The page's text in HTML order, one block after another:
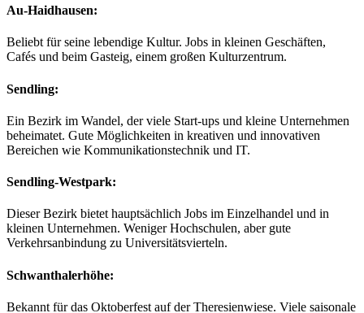
Au-Haidhausen:
Beliebt für seine lebendige Kultur. Jobs in kleinen Geschäften,
Cafés und beim Gasteig, einem großen Kulturzentrum.
Sendling:
Ein Bezirk im Wandel, der viele Start-ups und kleine Unternehmen
beheimatet. Gute Möglichkeiten in kreativen und innovativen
Bereichen wie Kommunikationstechnik und IT.
Sendling-Westpark:
Dieser Bezirk bietet hauptsächlich Jobs im Einzelhandel und in
kleinen Unternehmen. Weniger Hochschulen, aber gute
Verkehrsanbindung zu Universitätsvierteln.
Schwanthalerhöhe:
Bekannt für das Oktoberfest auf der Theresienwiese. Viele saisonale